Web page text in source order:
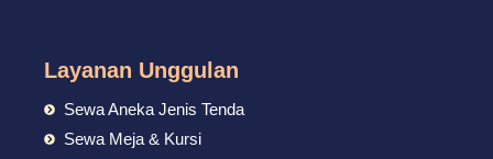
Layanan Unggulan
Sewa Aneka Jenis Tenda
Sewa Meja & Kursi